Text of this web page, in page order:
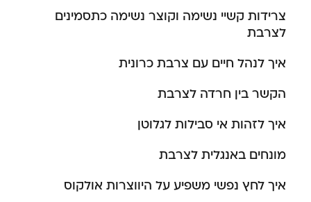
צרידות קשיי נשימה וקוצר נשימה כתסמינים
לצרבת
איך לנהל חיים עם צרבת כרונית
הקשר בין חרדה לצרבת
איך לזהות אי סבילות לגלוטן
מונחים באנגלית לצרבת
איך לחץ נפשי משפיע על היווצרות אולקוס